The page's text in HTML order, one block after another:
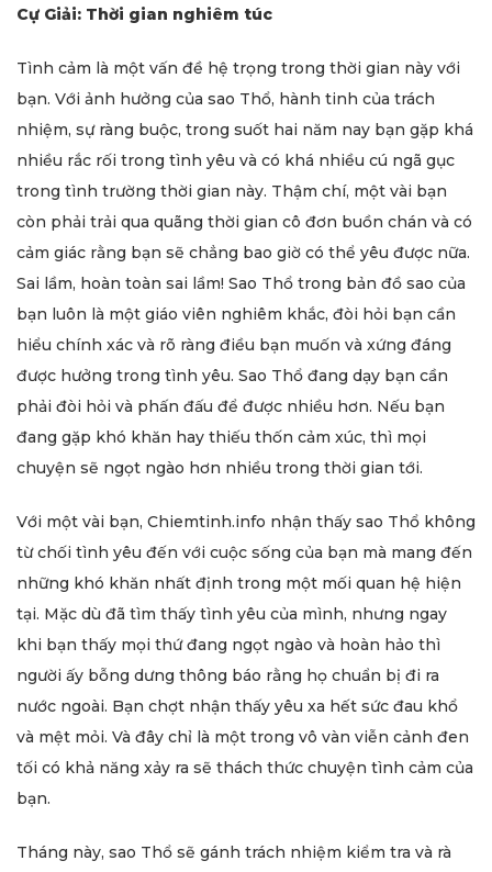
Cự Giải: Thời gian nghiêm túc
Tình cảm là một vấn đề hệ trọng trong thời gian này với
bạn. Với ảnh hưởng của sao Thổ, hành tinh của trách
nhiệm, sự ràng buộc, trong suốt hai năm nay bạn gặp khá
nhiều rắc rối trong tình yêu và có khá nhiều cú ngã gục
trong tình trường thời gian này. Thậm chí, một vài bạn
còn phải trải qua quãng thời gian cô đơn buồn chán và có
cảm giác rằng bạn sẽ chẳng bao giờ có thể yêu được nữa.
Sai lầm, hoàn toàn sai lầm! Sao Thổ trong bản đồ sao của
bạn luôn là một giáo viên nghiêm khắc, đòi hỏi bạn cần
hiểu chính xác và rõ ràng điều bạn muốn và xứng đáng
được hưởng trong tình yêu. Sao Thổ đang dạy bạn cần
phải đòi hỏi và phấn đấu để được nhiều hơn. Nếu bạn
đang gặp khó khăn hay thiếu thốn cảm xúc, thì mọi
chuyện sẽ ngọt ngào hơn nhiều trong thời gian tới.
Với một vài bạn, Chiemtinh.info nhận thấy sao Thổ không
từ chối tình yêu đến với cuộc sống của bạn mà mang đến
những khó khăn nhất định trong một mối quan hệ hiện
tại. Mặc dù đã tìm thấy tình yêu của mình, nhưng ngay
khi bạn thấy mọi thứ đang ngọt ngào và hoàn hảo thì
người ấy bỗng dưng thông báo rằng họ chuẩn bị đi ra
nước ngoài. Bạn chợt nhận thấy yêu xa hết sức đau khổ
và mệt mỏi. Và đây chỉ là một trong vô vàn viễn cảnh đen
tối có khả năng xảy ra sẽ thách thức chuyện tình cảm của
bạn.
Tháng này, sao Thổ sẽ gánh trách nhiệm kiểm tra và rà